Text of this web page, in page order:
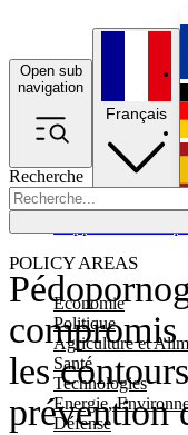
Open sub
navigation
Recherche
POLICY AREAS
Economie
Politique
Agriculture et
Santé
Technologies
Energie,
Défense
Français
compromis
les
prévention